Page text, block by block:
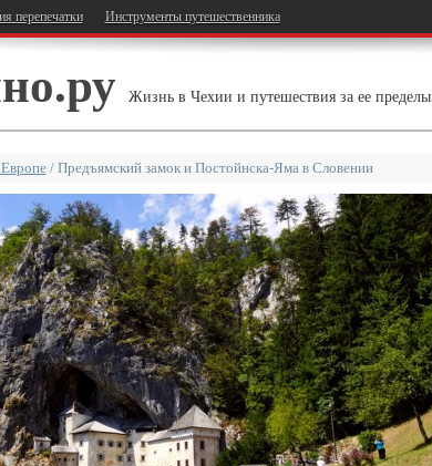
перепечатки Инструменты путешественника
Жизнь в Чехии и путешествия за ее пределы
/ Предъямский замок и Постойнска-Яма в Словении